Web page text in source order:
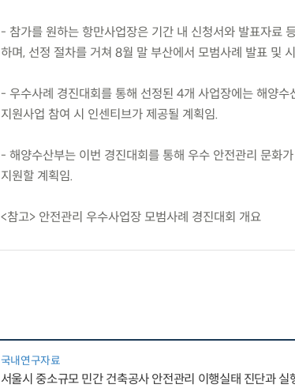
- 참가를 원하는 항만사업장은 기간 내 신청서와 발표자료
하며, 선정 절차를 거쳐 8월 말 부산에서 모범사례 발표 및
- 우수사례 경진대회를 통해 선정된 4개 사업장에는 해양
지원사업 참여 시 인센티브가 제공될 계획임.
- 해양수산부는 이번 경진대회를 통해 우수 안전관리 문화
지원할 계획임.
<참고> 안전관리 우수사업장 모범사례 경진대회 개요
국내연구자료
서울시 중소규모 민간 건축공사 안전관리 이행실태 진단과 실